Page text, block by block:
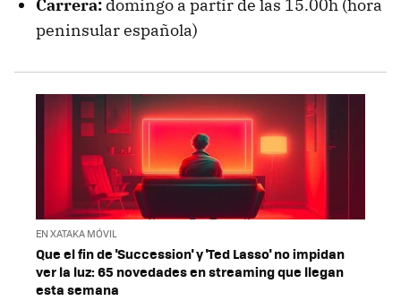
Carrera: domingo a partir de las 15.00h (hora
peninsular española)
EN XATAKA MÓVIL
Que el fin de 'Succession' y 'Ted Lasso' no impidan
ver la luz: 65 novedades en streaming que llegan
esta semana